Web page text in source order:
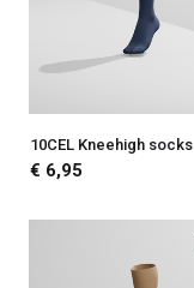
10CEL Kneehigh socks
€ 6,95